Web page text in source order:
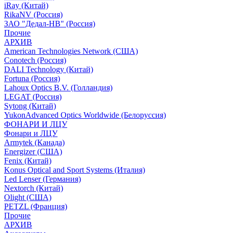
iRay (Китай)
RikaNV (Россия)
ЗАО "Дедал-НВ" (Россия)
Прочие
АРХИВ
American Technologies Network (США)
Conotech (Россия)
DALI Technology (Китай)
Fortuna (Россия)
Lahoux Optics B.V. (Голландия)
LEGAT (Россия)
Sytong (Китай)
YukonAdvanced Optics Worldwide (Белоруссия)
ФОНАРИ И ЛЦУ
Фонари и ЛЦУ
Armytek (Канада)
Energizer (США)
Fenix (Китай)
Konus Optical and Sport Systems (Италия)
Led Lenser (Германия)
Nextorch (Китай)
Olight (США)
PETZL (Франция)
Прочие
АРХИВ